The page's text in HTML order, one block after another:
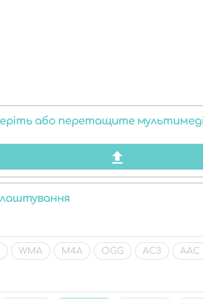
або перетащите
WMA M4A OGG AC3 AAC